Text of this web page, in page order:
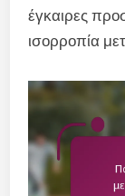
έγκαιρες
ισορροπία